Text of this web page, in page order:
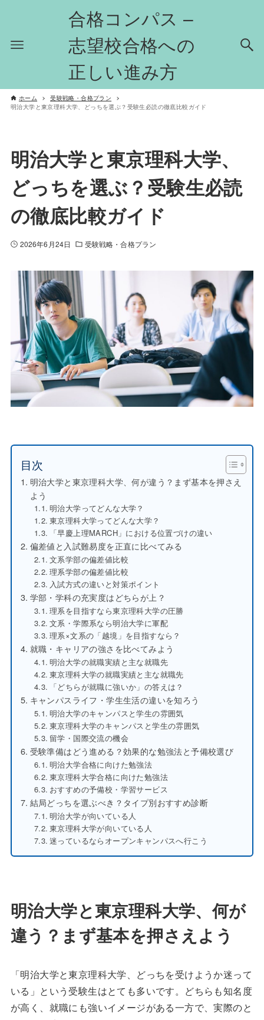
合格コンパス –
志望校合格への
正しい進み方
ホーム
受験戦略・合格プラン
明治大学と東京理科大学、どっちを選ぶ？受験生必読の徹底比較ガイド
明治大学と東京理科大学、
どっちを選ぶ？受験生必読
の徹底比較ガイド
2026年6月24日 受験戦略・合格プラン
目次
明治大学と東京理科大学、何が違う？まず基本を押さえ
よう
明治大学ってどんな大学？
東京理科大学ってどんな大学？
「早慶上理MARCH」における位置づけの違い
偏差値と入試難易度を正直に比べてみる
文系学部の偏差値比較
理系学部の偏差値比較
入試方式の違いと対策ポイント
学部・学科の充実度はどちらが上？
理系を目指すなら東京理科大学の圧勝
文系・学際系なら明治大学に軍配
理系×文系の「越境」を目指すなら？
就職・キャリアの強さを比べてみよう
明治大学の就職実績と主な就職先
東京理科大学の就職実績と主な就職先
「どちらが就職に強いか」の答えは？
キャンパスライフ・学生生活の違いを知ろう
明治大学のキャンパスと学生の雰囲気
東京理科大学のキャンパスと学生の雰囲気
留学・国際交流の機会
受験準備はどう進める？効果的な勉強法と予備校選び
明治大学合格に向けた勉強法
東京理科大学合格に向けた勉強法
おすすめの予備校・学習サービス
結局どっちを選ぶべき？タイプ別おすすめ診断
明治大学が向いている人
東京理科大学が向いている人
迷っているならオープンキャンパスへ行こう
明治大学と東京理科大学、何が
違う？まず基本を押さえよう
「明治大学と東京理科大学、どっちを受けようか迷って
いる」という受験生はとても多いです。どちらも知名度
が高く、就職にも強いイメージがある一方で、実際のと